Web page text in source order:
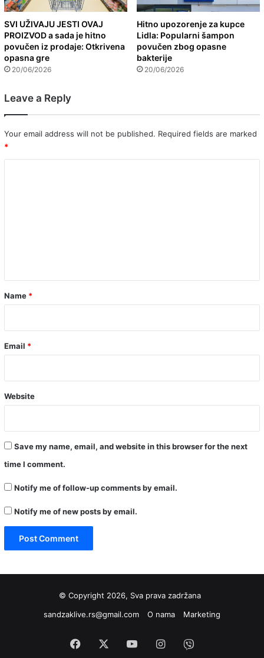
SVI UŽIVAJU JESTI OVAJ
PROIZVOD a sada je hitno
povučen iz prodaje: Otkrivena
opasna gre
20/06/2026
Hitno upozorenje za kupce
Lidla: Popularni šampon
povučen zbog opasne
bakterije
20/06/2026
Leave a Reply
Your email address will not be published. Required fields are marked
*
*
Name *
Email *
Website
Save my name, email, and website in this browser for the next
time I comment.
Notify me of follow-up comments by email.
Notify me of new posts by email.
© Copyright 2026, Sva prava zadržana
sandzaklive.rs@gmail.com
O nama Marketing
Facebook YouTubeInstagram
Viber